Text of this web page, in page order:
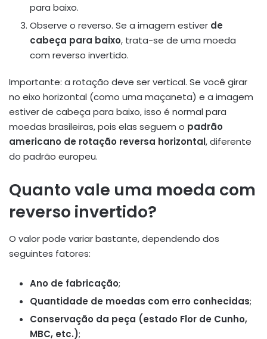
para baixo.
Observe o reverso. Se a imagem estiver de
cabeça para baixo, trata-se de uma moeda
com reverso invertido.
Importante: a rotação deve ser vertical. Se você girar
no eixo horizontal (como uma maçaneta) e a imagem
estiver de cabeça para baixo, isso é normal para
moedas brasileiras, pois elas seguem o padrão
americano de rotação reversa horizontal, diferente
do padrão europeu.
Quanto vale uma moeda com
reverso invertido?
O valor pode variar bastante, dependendo dos
seguintes fatores:
Ano de fabricação;
Quantidade de moedas com erro conhecidas;
Conservação da peça (estado Flor de Cunho,
MBC, etc.);